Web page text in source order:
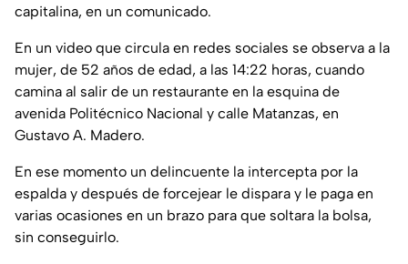
capitalina, en un comunicado.
En un video que circula en redes sociales se observa a la
mujer, de 52 años de edad, a las 14:22 horas, cuando
camina al salir de un restaurante en la esquina de
avenida Politécnico Nacional y calle Matanzas, en
Gustavo A. Madero.
En ese momento un delincuente la intercepta por la
espalda y después de forcejear le dispara y le paga en
varias ocasiones en un brazo para que soltara la bolsa,
sin conseguirlo.